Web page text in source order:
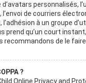
d’avatars personnalisés,
de courriers
à un groupe
prend qu’un court
recommandons de le faire.
?
Online Privacy and